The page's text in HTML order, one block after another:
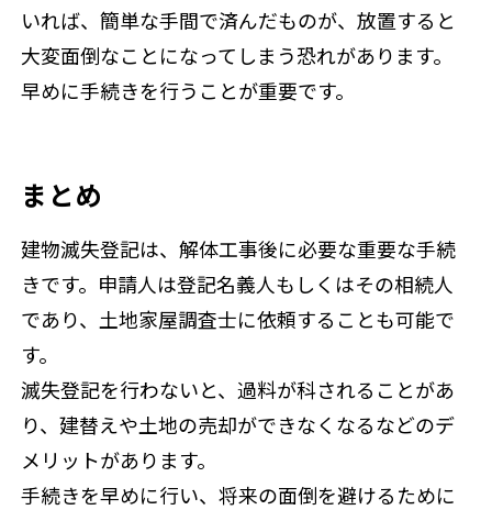
いれば、簡単な手間で済んだものが、放置すると
大変面倒なことになってしまう恐れがあります。
早めに手続きを行うことが重要です。
まとめ
建物滅失登記は、解体工事後に必要な重要な手続
きです。申請人は登記名義人もしくはその相続人
であり、土地家屋調査士に依頼することも可能で
す。
滅失登記を行わないと、過料が科されることがあ
り、建替えや土地の売却ができなくなるなどのデ
メリットがあります。
手続きを早めに行い、将来の面倒を避けるために